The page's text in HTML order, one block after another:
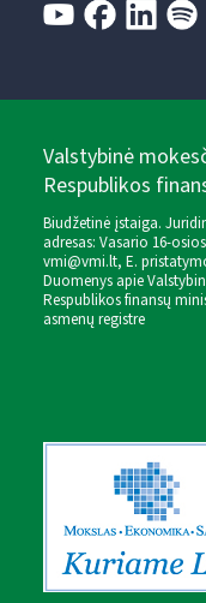
Valstybinė
Respublikos
Biudžetinė įstaiga.
adresas: Vasario 16-
vmi@vmi.lt, E.
Duomenys apie
Respublikos finansų
asmenų registre